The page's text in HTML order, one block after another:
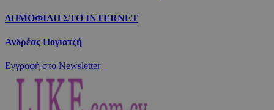
ΔΗΜΟΦΙΛΗ ΣΤΟ INTERNET
Ανδρέας Πογιατζή
Εγγραφή στο Newsletter